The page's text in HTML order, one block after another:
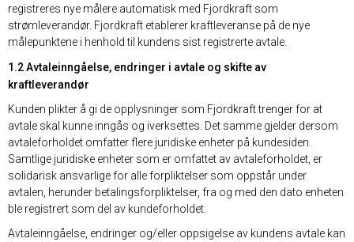
registreres nye målere automatisk med Fjordkraft som
strømleverandør. Fjordkraft etablerer kraftleveranse på de nye
målepunktene i henhold til kundens sist registrerte avtale.
1.2 Avtaleinngåelse, endringer i avtale og skifte av
kraftleverandør
Kunden plikter å gi de opplysninger som Fjordkraft trenger for at
avtale skal kunne inngås og iverksettes. Det samme gjelder dersom
avtaleforholdet omfatter flere juridiske enheter på kundesiden.
Samtlige juridiske enheter som er omfattet av avtaleforholdet, er
solidarisk ansvarlige for alle forpliktelser som oppstår under
avtalen, herunder betalingsforpliktelser, fra og med den dato enheten
ble registrert som del av kundeforholdet.
Avtaleinngåelse, endringer og/eller oppsigelse av kundens avtale kan